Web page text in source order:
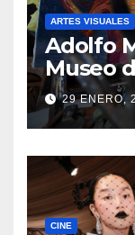
ARTES VISUALES
Adolfo
Museo
29 ENERO,
CINE